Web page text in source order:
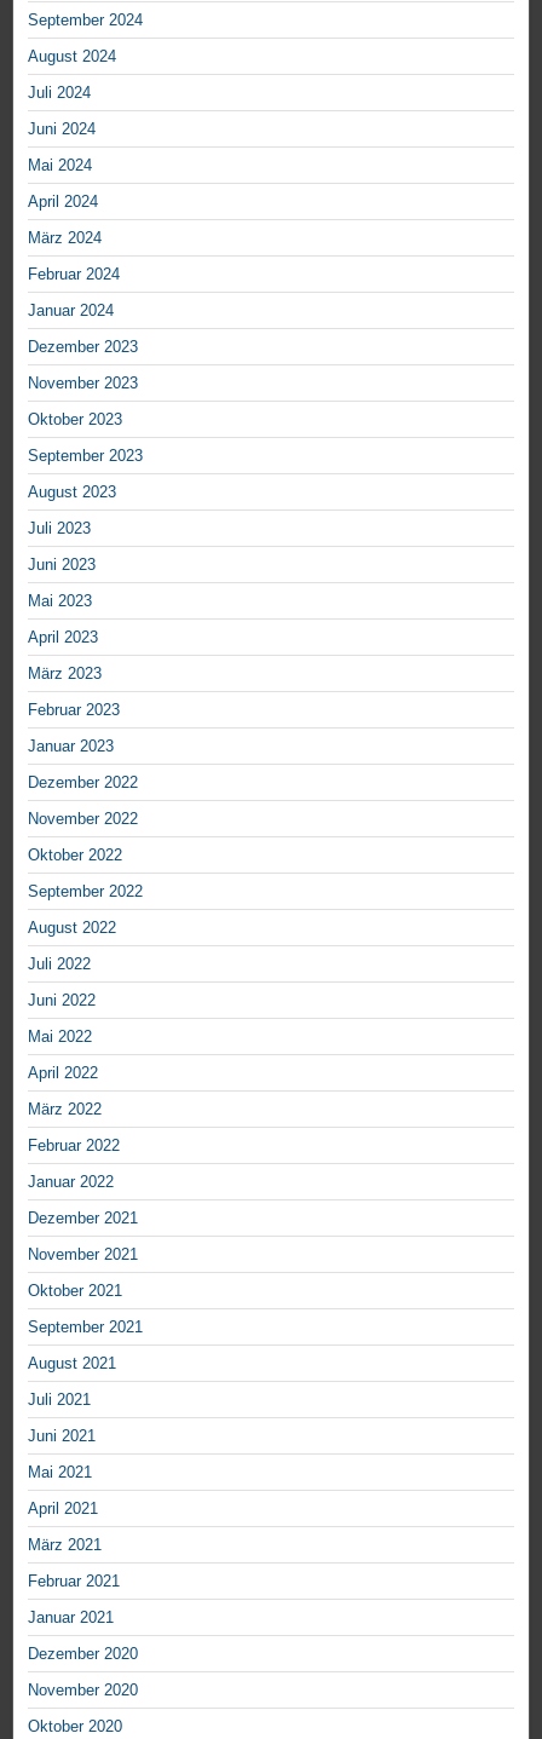
September 2024
August 2024
Juli 2024
Juni 2024
Mai 2024
April 2024
März 2024
Februar 2024
Januar 2024
Dezember 2023
November 2023
Oktober 2023
September 2023
August 2023
Juli 2023
Juni 2023
Mai 2023
April 2023
März 2023
Februar 2023
Januar 2023
Dezember 2022
November 2022
Oktober 2022
September 2022
August 2022
Juli 2022
Juni 2022
Mai 2022
April 2022
März 2022
Februar 2022
Januar 2022
Dezember 2021
November 2021
Oktober 2021
September 2021
August 2021
Juli 2021
Juni 2021
Mai 2021
April 2021
März 2021
Februar 2021
Januar 2021
Dezember 2020
November 2020
Oktober 2020